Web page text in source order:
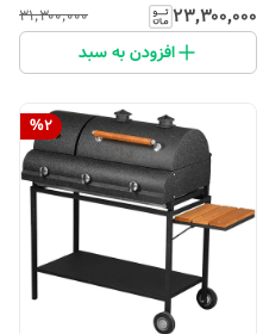
۲۳٬۳۰۰٬۰۰۰ ۳۱٬۳۰۰٬۰۰۰
افزودن به سبد
%2